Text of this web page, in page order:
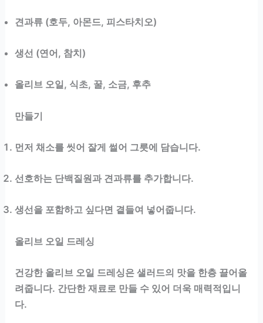
견과류 (호두, 아몬드, 피스타치오)
생선 (연어, 참치)
올리브 오일, 식초, 꿀, 소금, 후추
만들기
먼저 채소를 씻어 잘게 썰어 그릇에 담습니다.
선호하는 단백질원과 견과류를 추가합니다.
생선을 포함하고 싶다면 곁들여 넣어줍니다.
올리브 오일 드레싱
건강한 올리브 오일 드레싱은 샐러드의 맛을 한층 끌어올
려줍니다. 간단한 재료로 만들 수 있어 더욱 매력적입니
다.